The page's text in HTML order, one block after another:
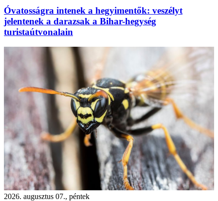
Óvatosságra intenek a hegyimentők: veszélyt
jelentenek a darazsak a Bihar-hegység
turistaútvonalain
2026. augusztus 07., péntek